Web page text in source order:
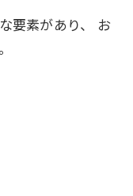
要素があり、 お